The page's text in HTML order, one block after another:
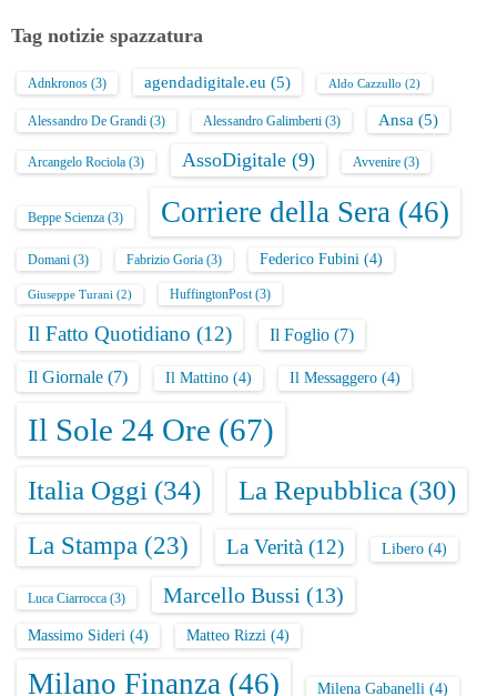
Tag notizie spazzatura
Adnkronos (3) agendadigitale.eu (5) Aldo Cazzullo (2)
Alessandro De Grandi (3) Alessandro Galimberti (3) Ansa (5)
Arcangelo Rociola (3) AssoDigitale (9) Avvenire (3)
Beppe Scienza (3) Corriere della Sera (46)
Domani (3) Fabrizio Goria (3) Federico Fubini (4)
Giuseppe Turani (2) HuffingtonPost(3)
Il Fatto Quotidiano (12) Il Foglio (7)
Il Giornale (7) Il Mattino (4) Il Messaggero (4)
Il Sole 24 Ore (67)
Italia Oggi (34) La Repubblica (30)
La Stampa (23) La Verità (12) Libero (4)
Luca Ciarrocca (3) Marcello Bussi (13)
Massimo Sideri (4) Matteo Rizzi (4)
Milano Finanza (46) Milena Gabanelli (4)